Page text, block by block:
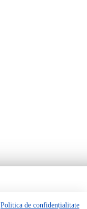
Politica de confidențialitate